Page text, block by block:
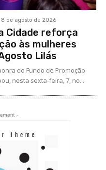
8 de agosto de 2026
Cidade reforça
às mulheres
Lilás
do Fundo de Promoção
nesta sexta-feira, 7, no...
-